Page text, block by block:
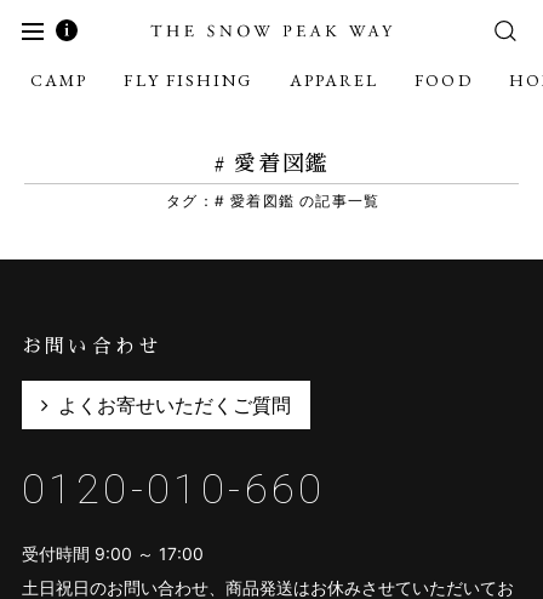
CAMP FLY FISHING APPAREL FOOD
# 愛着図鑑
タグ：# 愛着図鑑 の記事一覧
お問い合わせ
よくお寄せいただくご質問
0120-010-660
受付時間 9:00 ～ 17:00
土日祝日のお問い合わせ、商品発送はお休みさせていただいてお